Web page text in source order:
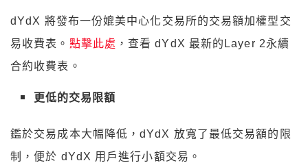
dYdX 將發布一份媲美中心化交易所的交易額加權型交
易收費表。 點擊此處 ，查看 dYdX 最新的Layer 2永續
合約收費表。
更低的交易限額
鑑於交易成本大幅降低，dYdX 放寬了最低交易額的限
制，便於 dYdX 用戶進行小額交易。